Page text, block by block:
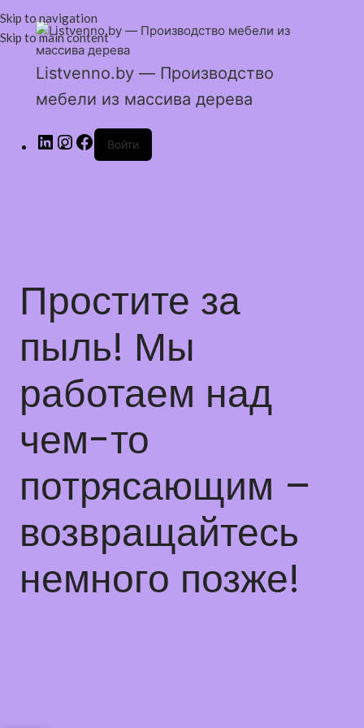
Skip to navigation
Skip to main content
Listvenno.by — Производство
мебели из массива дерева
Войти
Простите за
пыль! Мы
работаем над
чем-то
потрясающим –
возвращайтесь
немного позже!